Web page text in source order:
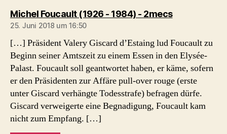
Michel Foucault (1926 - 1984) - 2mecssagt:
25. Juni 2018 um 16:50
[…] Präsident Valery Giscard d’Estaing lud Foucault zu
Beginn seiner Amtszeit zu einem Essen in den Elysée-
Palast. Foucault soll geantwortet haben, er käme, sofern
er den Präsidenten zur Affäre pull-over rouge (erste
unter Giscard verhängte Todesstrafe) befragen dürfe.
Giscard verweigerte eine Begnadigung, Foucault kam
nicht zum Empfang. […]